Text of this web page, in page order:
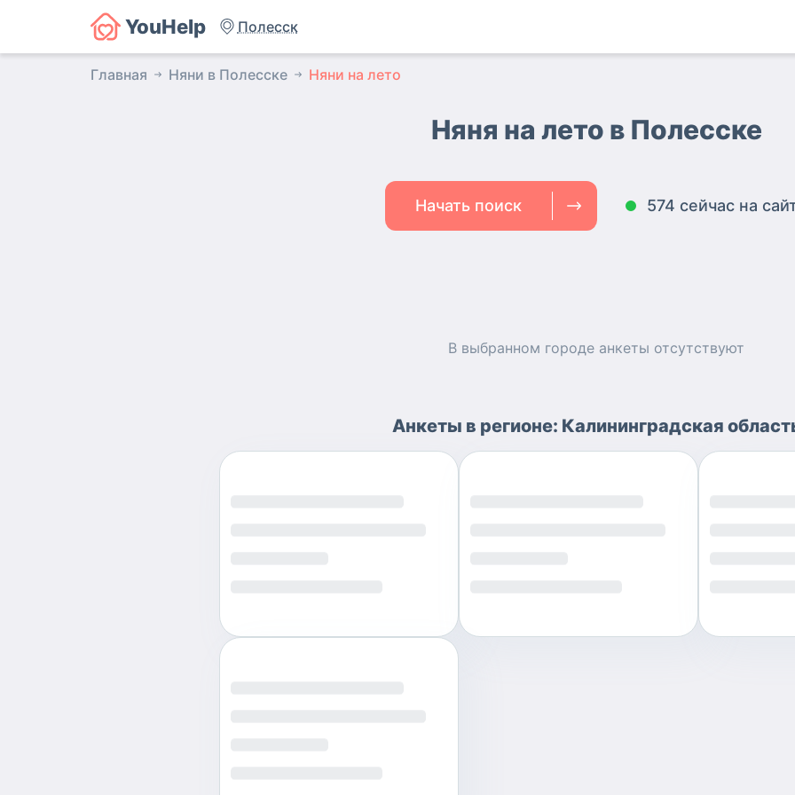
YouHelp Полесск
Главная Няни в Полесске Няни на лето
Няня на лето в Полесске
Начать поиск 574 сейчас на
В выбранном городе анкеты отсутствуют
Анкеты в регионе: Калининградская